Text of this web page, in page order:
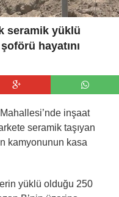
seramik yüklü
hayatını
inşaat
seramik taşıyan
kamyonunun kasa
yüklü olduğu 250